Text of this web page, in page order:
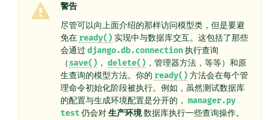
警告
尽管可以向上面介绍的那样访问模型类，但是要避
免在 ready() 实现中与数据库交互。这包括了那些
会通过 django.db.connection执行查询
（save() ， delete() ，管理器方法，等等）和原
生查询的模型方法。你的 ready() 方法会在每个管
理命令初始化阶段被执行。例如，虽然测试数据库
的配置与生成环境配置是分开的， manager.py
test仍会对生产环境数据库执行一些查询操作。